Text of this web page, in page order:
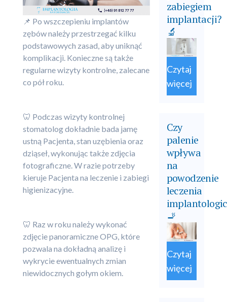
📌 Po wszczepieniu implantów
zębów należy przestrzegać kilku
podstawowych zasad, aby uniknąć
komplikacji. Konieczne są także
regularne wizyty kontrolne, zalecane
co pół roku.
🦷 Podczas wizyty kontrolnej
stomatolog dokładnie bada jamę
ustną Pacjenta, stan uzębienia oraz
dziąseł, wykonując także zdjęcia
fotograficzne. W razie potrzeby
kieruje Pacjenta na leczenie i zabiegi
higienizacyjne.
🦷 Raz w roku należy wykonać
zdjęcie panoramiczne OPG, które
pozwala na dokładną analizę i
wykrycie ewentualnych zmian
niewidocznych gołym okiem.
zabiegiem
implantacji?
🔬
Czytaj
więcej
Czy
palenie
wpływa
na
powodzenie
leczenia
🚬
Czytaj
więcej